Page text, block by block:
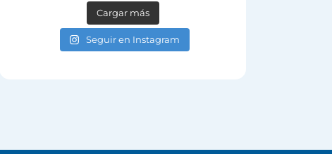
Cargar más
Seguir en Instagram